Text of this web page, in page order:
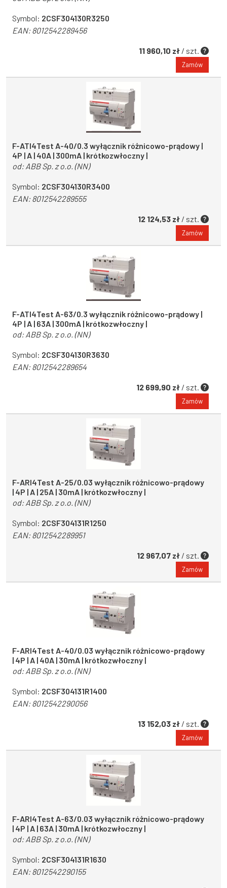
Symbol: 2CSF304130R3250
EAN:8012542289456
11 960,10 zł / szt.
Zamów
F-ATI4Test A-40/0.3 wyłącznik różnicowo-prądowy |
4P | A | 40A | 300mA | krótkozwłoczny |
od: ABB Sp. z o.o. (NN)
Symbol: 2CSF304130R3400
EAN:8012542289555
12 124,53 zł / szt.
Zamów
F-ATI4Test A-63/0.3 wyłącznik różnicowo-prądowy |
4P | A | 63A | 300mA | krótkozwłoczny |
od: ABB Sp. z o.o. (NN)
Symbol: 2CSF304130R3630
EAN:8012542289654
12 699,90 zł / szt.
Zamów
F-ARI4Test A-25/0.03 wyłącznik różnicowo-prądowy
| 4P | A | 25A | 30mA | krótkozwłoczny |
od: ABB Sp. z o.o. (NN)
Symbol: 2CSF304131R1250
EAN:8012542289951
12 967,07 zł / szt.
Zamów
F-ARI4Test A-40/0.03 wyłącznik różnicowo-prądowy
| 4P | A | 40A | 30mA | krótkozwłoczny |
od: ABB Sp. z o.o. (NN)
Symbol: 2CSF304131R1400
EAN:8012542290056
13 152,03 zł / szt.
Zamów
F-ARI4Test A-63/0.03 wyłącznik różnicowo-prądowy
| 4P | A | 63A | 30mA | krótkozwłoczny |
od: ABB Sp. z o.o. (NN)
Symbol: 2CSF304131R1630
EAN:8012542290155